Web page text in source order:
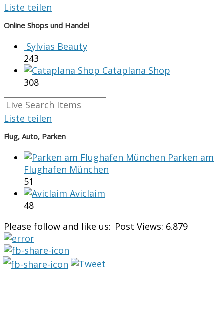
Liste teilen
Online Shops und Handel
Sylvias Beauty
243
Cataplana Shop
308
Liste teilen
Flug, Auto, Parken
Parken am
Flughafen München
51
Aviclaim
48
Please follow and like us: Post Views: 6.879